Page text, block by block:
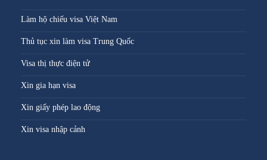
Làm hộ chiếu visa Việt Nam
Thủ tục xin làm visa Trung Quốc
Visa thị thực điện tử
Xin gia hạn visa
Xin giấy phép lao động
Xin visa nhập cảnh